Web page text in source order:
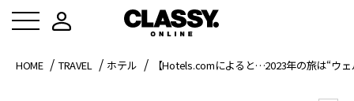
HOME TRAVEL ホテル 【Hotels.comによると…2023年の旅は“ウ